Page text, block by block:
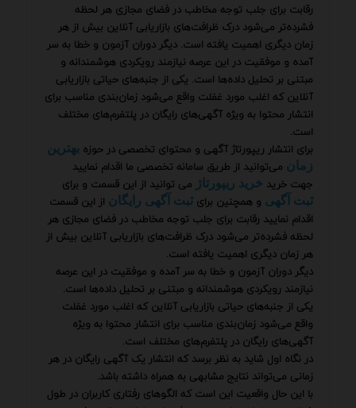
رقابت برای جلب توجه مخاطب در فضای مجازی هر لحظه
فشرده‌تر می‌شود درک ظرافت‌های بازاریابی آنلاین بیش از هر
زمان دیگری اهمیت یافته است. دیگر دوران آزمون و خطا به سر
آمده و موفقیت در این عرصه نیازمند رویکردی هوشمندانه و
مبتنی بر تحلیل داده‌ها است. یکی از جنبه‌های حیاتی بازاریابی
آنلاین که اغلب مورد غفلت واقع می‌شود زمان‌بندی مناسب برای
انتشار محتوا به ویژه آگهی‌های رایگان در پلتفرم‌های مختلف
است.
برای انتشار ریپورتاژ آگهی و محتوای تخصصی در حوزه بهترین
زمان می‌توانید از طریق سامانه تخصصی ما اقدام نمایید
جهت خرید خرید ریپورتاژ می توانید از این قسمت و برای
ثبت آگهی و همچنین برای ثبت آگهی رایگان از این قسمت
اقدام نمایید رقابت برای جلب توجه مخاطب در فضای مجازی هر
لحظه فشرده‌تر می‌شود درک ظرافت‌های بازاریابی آنلاین بیش از
هر زمان دیگری اهمیت یافته است.
دیگر دوران آزمون و خطا به سر آمده و موفقیت در این عرصه
نیازمند رویکردی هوشمندانه و مبتنی بر تحلیل داده‌ها است.
یکی از جنبه‌های حیاتی بازاریابی آنلاین که اغلب مورد غفلت
واقع می‌شود زمان‌بندی مناسب برای انتشار محتوا به ویژه
آگهی‌های رایگان در پلتفرم‌های مختلف است.
در نگاه اول شاید به نظر برسد که انتشار یک آگهی رایگان در هر
زمانی می‌تواند نتایج مشابهی به همراه داشته باشد.
با این حال واقعیت این است که الگوهای رفتاری کاربران در طول